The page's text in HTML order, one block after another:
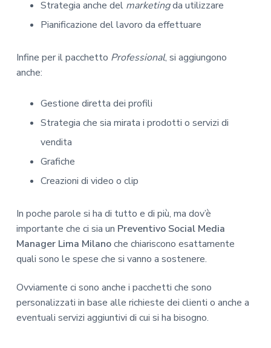
Strategia anche del marketingda utilizzare
Pianificazione del lavoro da effettuare
Infine per il pacchetto Professional, si aggiungono
anche:
Gestione diretta dei profili
Strategia che sia mirata i prodotti o servizi di
vendita
Grafiche
Creazioni di video o clip
In poche parole si ha di tutto e di più, ma dov’è
importante che ci sia un Preventivo Social Media
Manager Lima Milanoche chiariscono esattamente
quali sono le spese che si vanno a sostenere.
Ovviamente ci sono anche i pacchetti che sono
personalizzati in base alle richieste dei clienti o anche a
eventuali servizi aggiuntivi di cui si ha bisogno.